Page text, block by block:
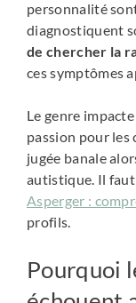
personnalité
diagnostiquent
de chercher la
ces symptômes
Le genre
passion pour les
jugée banale
autistique. Il faut
Asperger :
profils.
Pourquoi